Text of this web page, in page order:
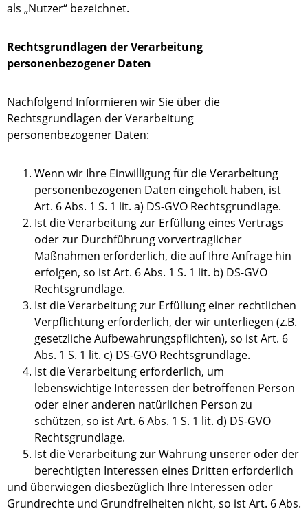
als „Nutzer“ bezeichnet.
Rechtsgrundlagen der Verarbeitung
personenbezogener Daten
Nachfolgend Informieren wir Sie über die
Rechtsgrundlagen der Verarbeitung
personenbezogener Daten:
Wenn wir Ihre Einwilligung für die Verarbeitung
personenbezogenen Daten eingeholt haben, ist
Art. 6 Abs. 1 S. 1 lit. a) DS-GVO Rechtsgrundlage.
Ist die Verarbeitung zur Erfüllung eines Vertrags
oder zur Durchführung vorvertraglicher
Maßnahmen erforderlich, die auf Ihre Anfrage hin
erfolgen, so ist Art. 6 Abs. 1 S. 1 lit. b) DS-GVO
Rechtsgrundlage.
Ist die Verarbeitung zur Erfüllung einer rechtlichen
Verpflichtung erforderlich, der wir unterliegen (z.B.
gesetzliche Aufbewahrungspflichten), so ist Art. 6
Abs. 1 S. 1 lit. c) DS-GVO Rechtsgrundlage.
Ist die Verarbeitung erforderlich, um
lebenswichtige Interessen der betroffenen Person
oder einer anderen natürlichen Person zu
schützen, so ist Art. 6 Abs. 1 S. 1 lit. d) DS-GVO
Rechtsgrundlage.
Ist die Verarbeitung zur Wahrung unserer oder der
berechtigten Interessen eines Dritten erforderlich
und überwiegen diesbezüglich Ihre Interessen oder
Grundrechte und Grundfreiheiten nicht, so ist Art. 6 Abs.